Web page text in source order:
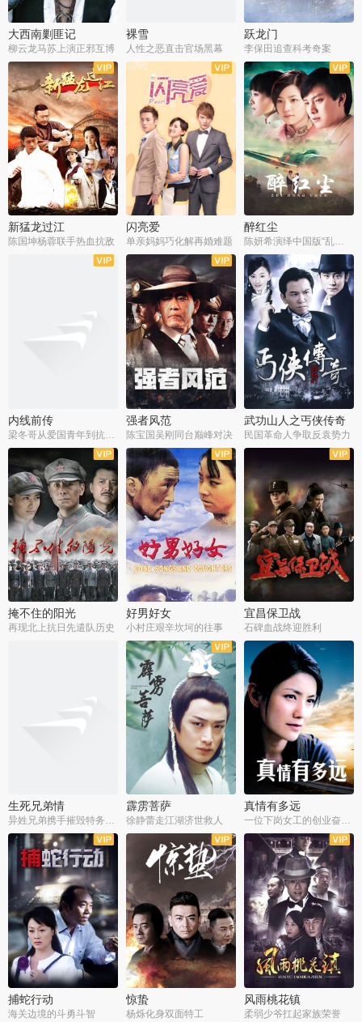
大西南剿匪记
柳云龙马苏上演正邪互博
裸雪
人性之恶直击官场黑幕
跃龙门
李保田追查科考奇案
全36集
新猛龙过江
陈国坤杨蓉联手热血抗敌
全37集
闪亮爱
单亲妈妈巧化解再婚难题
全30集
醉红尘
陈妍希演绎中国版“乱世佳人”
内线前传
全30集
强者风范
陈宝国吴刚同台巅峰对决
全30集
武功山人之丐侠传奇
民国革命人争取反袁势力
全38集
掩不住的阳光
再现北上抗日先遣队历史
全9集
好男好女
小村庄艰辛坎坷的往事
全35集
宜昌保卫战
石碑血战终迎胜利
生死兄弟情
异姓兄弟携手摧毁特务阴谋
全40集
霹雳菩萨
徐静蕾走江湖济世救人
全25集
真情有多远
一位下岗女工的创业奋斗史
全22集
捕蛇行动
海关边境的斗勇斗智
全39集
惊蛰
杨烁化身双面特工
全36集
风雨桃花镇
柔弱少爷扛起家族荣誉